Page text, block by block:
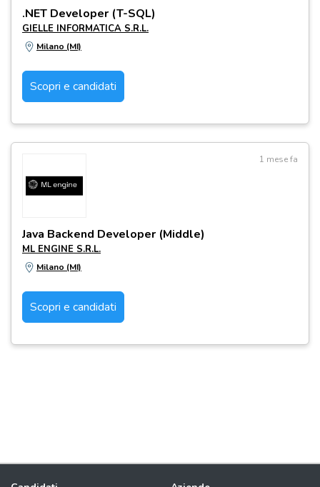
.NET Developer (T-SQL)
GIELLE INFORMATICA S.R.L.
Milano (MI)
Scopri e candidati
1 mese fa
Java Backend Developer (Middle)
ML ENGINE S.R.L.
Milano (MI)
Scopri e candidati